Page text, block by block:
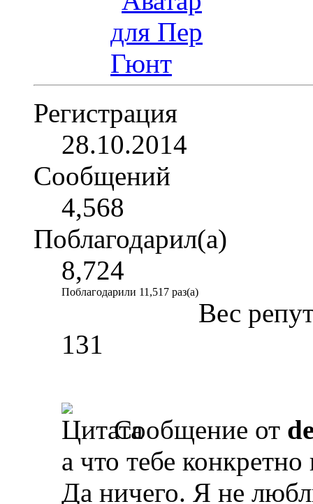
Регистрация
28.10.2014
Сообщений
4,568
Поблагодарил(а)
8,724
Поблагодарили 11,517 раз(а)
Вес
131
Сообщение от
а что тебе
Да ничего. Я не